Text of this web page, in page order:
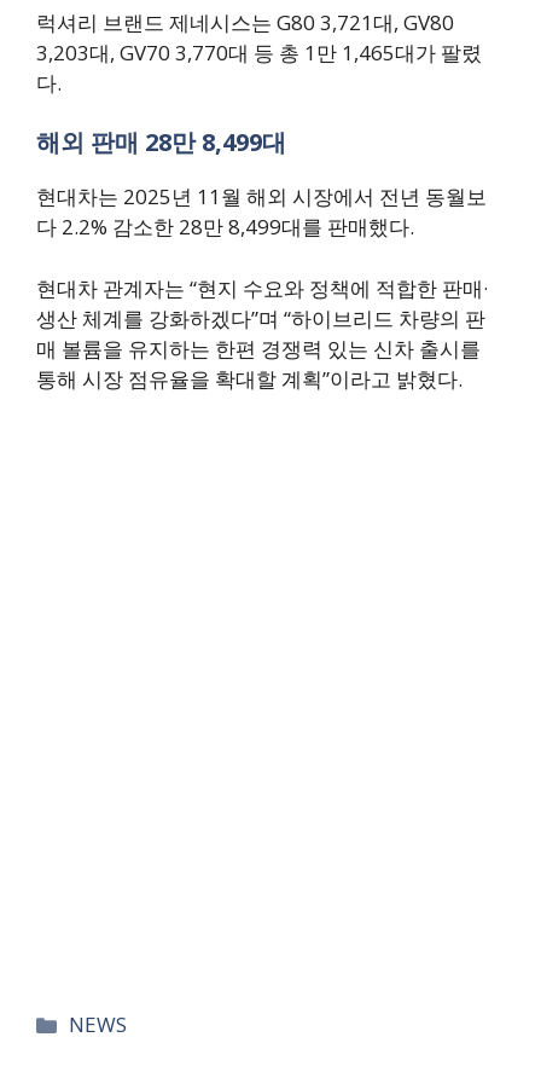
럭셔리 브랜드 제네시스는 G80 3,721대, GV80
3,203대, GV70 3,770대 등 총 1만 1,465대가 팔렸
다.
해외 판매 28만 8,499대
현대차는 2025년 11월 해외 시장에서 전년 동월보
다 2.2% 감소한 28만 8,499대를 판매했다.
현대차 관계자는 “현지 수요와 정책에 적합한 판매·
생산 체계를 강화하겠다”며 “하이브리드 차량의 판
매 볼륨을 유지하는 한편 경쟁력 있는 신차 출시를
통해 시장 점유율을 확대할 계획”이라고 밝혔다.
카
NEWS